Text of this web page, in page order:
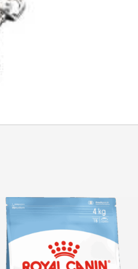
Mot de passe*
SE CONNECTER